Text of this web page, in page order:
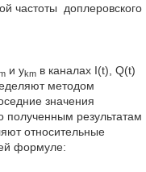
частоты
доплеровского
и ykmв каналах I(t), Q(t)
методом
значения
результатам
относительные
формуле: